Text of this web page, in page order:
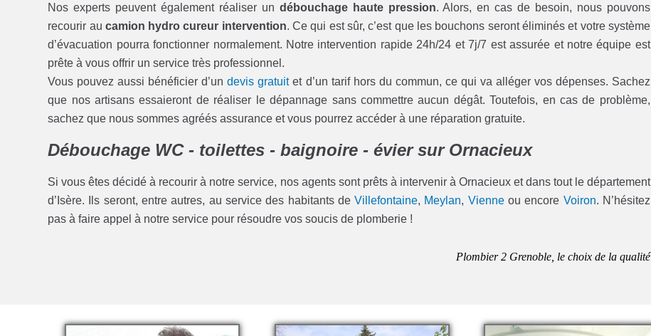
Nos experts peuvent également réaliser un débouchage haute pression. Alors, en cas de besoin, nous pouvons
recourir au camion hydro cureur intervention. Ce qui est sûr, c’est que les bouchons seront éliminés et votre système
d’évacuation pourra fonctionner normalement. Notre intervention rapide 24h/24 et 7j/7 est assurée et notre équipe est
prête à vous offrir un service très professionnel.
Vous pouvez aussi bénéficier d’undevis gratuitet d’un tarif hors du commun, ce qui va alléger vos dépenses. Sachez
que nos artisans essaieront de réaliser le dépannage sans commettre aucun dégât. Toutefois, en cas de problème,
sachez que nous sommes agréés assurance et vous pourrez accéder à une réparation gratuite.
Débouchage WC - toilettes - baignoire - évier sur Ornacieux
Si vous êtes décidé à recourir à notre service, nos agents sont prêts à intervenir à Ornacieux et dans tout le département
d’Isère. Ils seront, entre autres, au service des habitants deVillefontaine, Meylan, Vienneou encore Voiron. N’hésitez
pas à faire appel à notre service pour résoudre vos soucis de plomberie !
Plombier 2 Grenoble, le choix de la qualité